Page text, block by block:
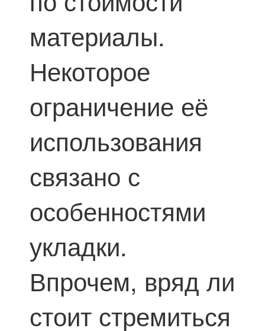
материалы.
Некоторое
ограничение её
использования
связано с
особенностями
укладки.
Впрочем, вряд ли
стоит стремиться